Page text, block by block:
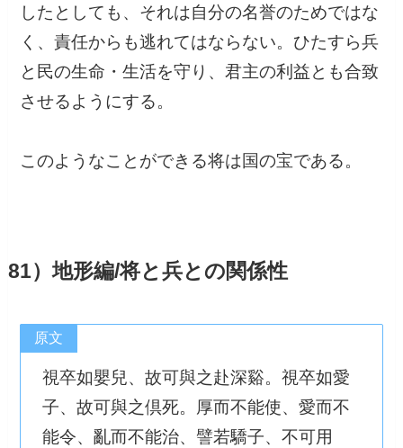
したとしても、それは自分の名誉のためではな
く、責任からも逃れてはならない。ひたすら兵
と民の生命・生活を守り、君主の利益とも合致
させるようにする。
このようなことができる将は国の宝である。
81）地形編/将と兵との関係性
原文
視卒如嬰兒、故可與之赴深谿。視卒如愛
子、故可與之倶死。厚而不能使、愛而不
能令、亂而不能治、譬若驕子、不可用